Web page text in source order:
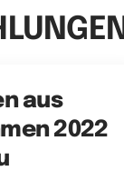
aus
2022